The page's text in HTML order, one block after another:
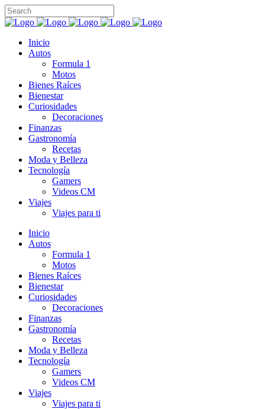
Inicio
Autos
Formula 1
Motos
Bienes Raíces
Bienestar
Curiosidades
Decoraciones
Finanzas
Gastronomía
Recetas
Moda y Belleza
Tecnología
Gamers
Videos CM
Viajes
Viajes para ti
Inicio
Autos
Formula 1
Motos
Bienes Raíces
Bienestar
Curiosidades
Decoraciones
Finanzas
Gastronomía
Recetas
Moda y Belleza
Tecnología
Gamers
Videos CM
Viajes
Viajes para ti